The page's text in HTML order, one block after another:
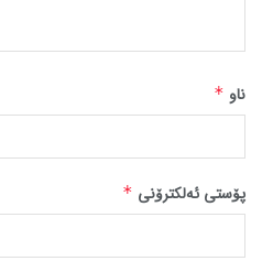
ناو *
پۆستی ئەلکترۆنی *